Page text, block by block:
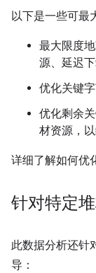
以下是一些可最
最大限度
源、延迟
优化关键
优化剩余
材资源，
详细了解如何优
针对特定
此数据分析还针
导：